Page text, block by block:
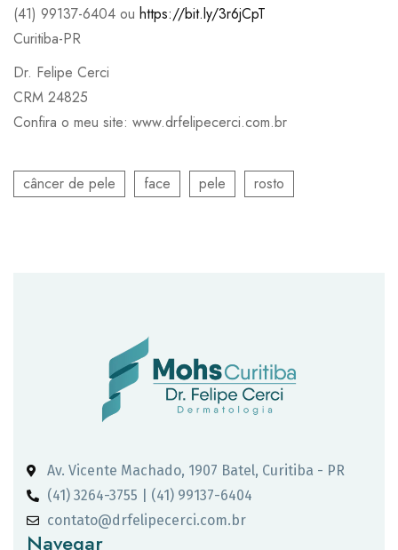
(41) 99137-6404 ou https://bit.ly/3r6jCpT
Curitiba-PR
Dr. Felipe Cerci
CRM 24825
Confira o meu site: www.drfelipecerci.com.br
câncer de pele face pele rosto
Av. Vicente Machado, 1907 Batel, Curitiba - PR
(41) 3264-3755 | (41) 99137-6404
contato@drfelipecerci.com.br
Navegar